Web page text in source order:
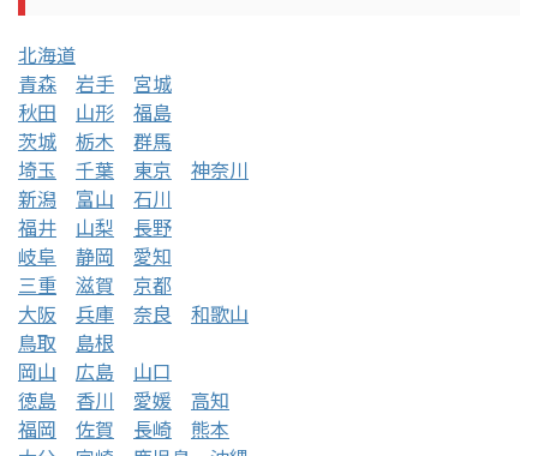
北海道
青森
岩手
宮城
秋田
山形
福島
茨城
栃木
群馬
埼玉
千葉 東京
神奈川
新潟
富山
石川
福井
山梨
長野
岐阜
静岡
愛知
三重
滋賀
京都
大阪
兵庫 奈良
和歌山
鳥取
島根
岡山
広島
山口
徳島
香川 愛媛
高知
福岡
佐賀 長崎
熊本